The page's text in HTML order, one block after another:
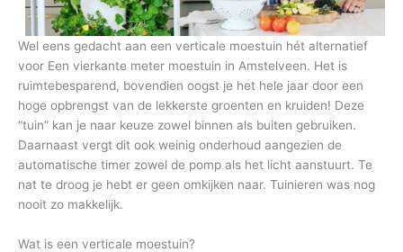
Wel eens gedacht aan een verticale moestuin hét alternatief
voor Een vierkante meter moestuin in Amstelveen. Het is
ruimtebesparend, bovendien oogst je het hele jaar door een
hoge opbrengst van de lekkerste groenten en kruiden! Deze
“tuin” kan je naar keuze zowel binnen als buiten gebruiken.
Daarnaast vergt dit ook weinig onderhoud aangezien de
automatische timer zowel de pomp als het licht aanstuurt. Te
nat te droog je hebt er geen omkijken naar. Tuinieren was nog
nooit zo makkelijk.
Wat is een verticale moestuin?